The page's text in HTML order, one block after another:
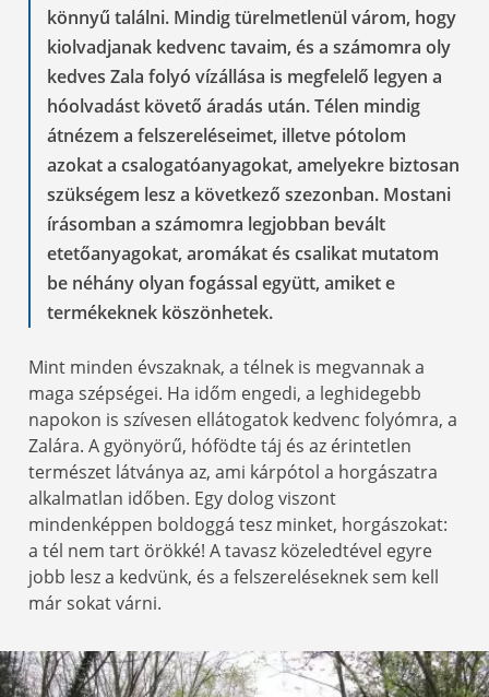
könnyű találni. Mindig türelmetlenül várom, hogy
kiolvadjanak kedvenc tavaim, és a számomra oly
kedves Zala folyó vízállása is megfelelő legyen a
hóolvadást követő áradás után. Télen mindig
átnézem a felszereléseimet, illetve pótolom
azokat a csalogatóanyagokat, amelyekre biztosan
szükségem lesz a következő szezonban. Mostani
írásomban a számomra legjobban bevált
etetőanyagokat, aromákat és csalikat mutatom
be néhány olyan fogással együtt, amiket e
termékeknek köszönhetek.
Mint minden évszaknak, a télnek is megvannak a
maga szépségei. Ha időm engedi, a leghidegebb
napokon is szívesen ellátogatok kedvenc folyómra, a
Zalára. A gyönyörű, hófödte táj és az érintetlen
természet látványa az, ami kárpótol a horgászatra
alkalmatlan időben. Egy dolog viszont
mindenképpen boldoggá tesz minket, horgászokat:
a tél nem tart örökké! A tavasz közeledtével egyre
jobb lesz a kedvünk, és a felszereléseknek sem kell
már sokat várni.